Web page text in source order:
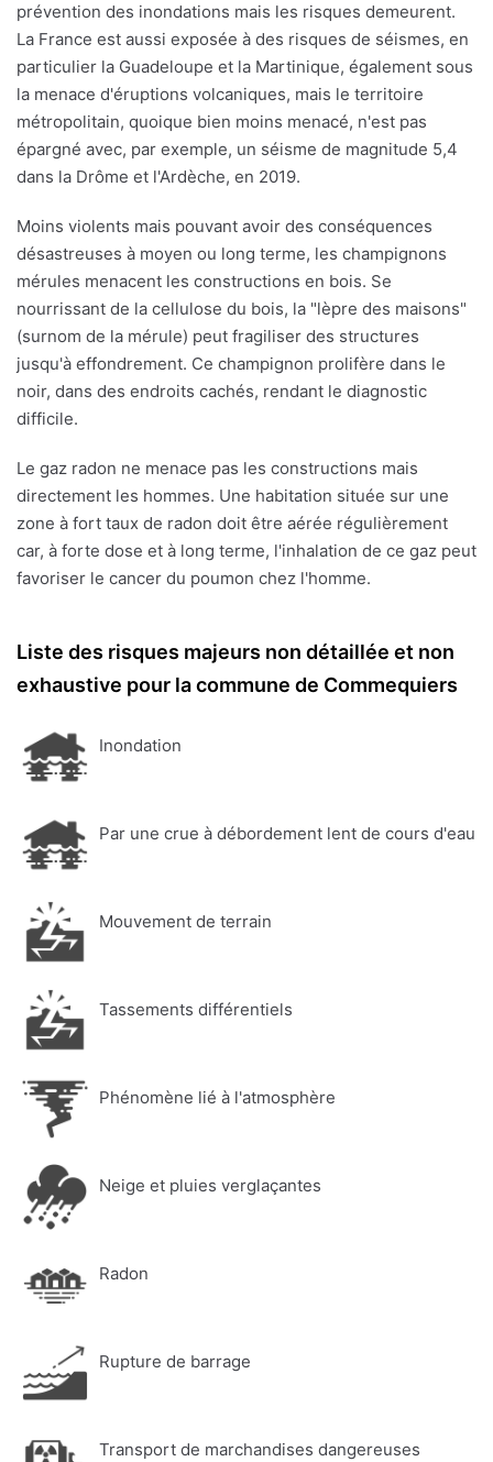
prévention des inondations mais les risques demeurent.
La France est aussi exposée à des risques de séismes, en
particulier la Guadeloupe et la Martinique, également sous
la menace d'éruptions volcaniques, mais le territoire
métropolitain, quoique bien moins menacé, n'est pas
épargné avec, par exemple, un séisme de magnitude 5,4
dans la Drôme et l'Ardèche, en 2019.
Moins violents mais pouvant avoir des conséquences
désastreuses à moyen ou long terme, les champignons
mérules menacent les constructions en bois. Se
nourrissant de la cellulose du bois, la "lèpre des maisons"
(surnom de la mérule) peut fragiliser des structures
jusqu'à effondrement. Ce champignon prolifère dans le
noir, dans des endroits cachés, rendant le diagnostic
difficile.
Le gaz radon ne menace pas les constructions mais
directement les hommes. Une habitation située sur une
zone à fort taux de radon doit être aérée régulièrement
car, à forte dose et à long terme, l'inhalation de ce gaz peut
favoriser le cancer du poumon chez l'homme.
Liste des risques majeurs non détaillée et non
exhaustive pour la commune de Commequiers
Inondation
Par une crue à débordement lent de cours d'eau
Mouvement de terrain
Tassements différentiels
Phénomène lié à l'atmosphère
Neige et pluies verglaçantes
Radon
Rupture de barrage
Transport de marchandises dangereuses